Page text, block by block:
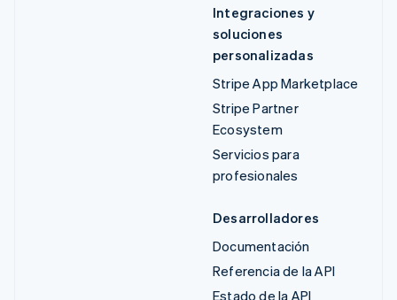
Integraciones y
soluciones
personalizadas
Stripe App Marketplace
Stripe Partner
Ecosystem
Servicios para
profesionales
Desarrolladores
Documentación
Referencia de la API
Estado de la API